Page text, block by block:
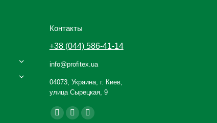
Контакты
+38 (044) 586-41-14
info@profitex.ua
04073, Украина, г. Киев,
улица Сырецкая, 9
Ищите нас:
Facebook
YouTubeInstagram